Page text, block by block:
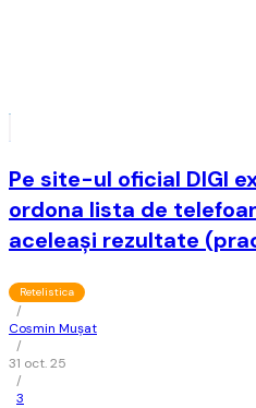
Pe site-ul oficial DIGI
ordona lista de
aceleaşi rezultate
Retelistica
/
Cosmin Mușat
/
31 oct. 25
/
3